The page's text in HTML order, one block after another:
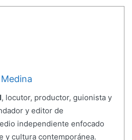
, locutor, productor, guionista y
y editor de
independiente enfocado
y cultura contemporánea.